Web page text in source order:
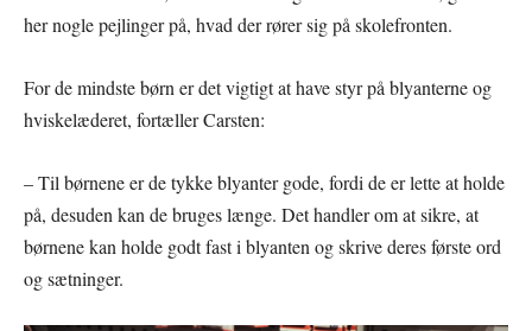
her nogle pejlinger på, hvad der rører sig på skolefronten.
For de mindste børn er det vigtigt at have styr på blyanterne og
hviskelæderet, fortæller Carsten:
– Til børnene er de tykke blyanter gode, fordi de er lette at holde
på, desuden kan de bruges længe. Det handler om at sikre, at
børnene kan holde godt fast i blyanten og skrive deres første ord
og sætninger.